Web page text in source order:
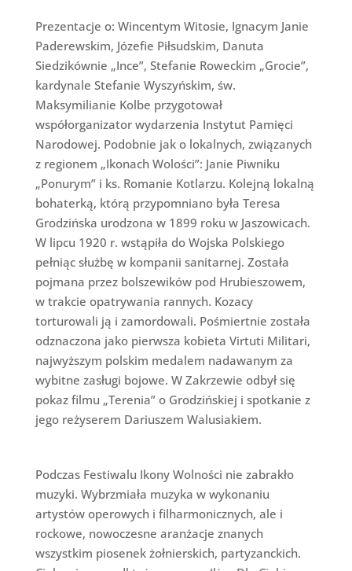
Prezentacje o: Wincentym Witosie, Ignacym Janie
Paderewskim, Józefie Piłsudskim, Danuta
Siedzikównie „Ince”, Stefanie Roweckim „Grocie”,
kardynale Stefanie Wyszyńskim, św.
Maksymilianie Kolbe przygotował
współorganizator wydarzenia Instytut Pamięci
Narodowej. Podobnie jak o lokalnych, związanych
z regionem „Ikonach Wolości”: Janie Piwniku
„Ponurym” i ks. Romanie Kotlarzu. Kolejną lokalną
bohaterką, którą przypomniano była Teresa
Grodzińska urodzona w 1899 roku w Jaszowicach.
W lipcu 1920 r. wstąpiła do Wojska Polskiego
pełniąc służbę w kompanii sanitarnej. Została
pojmana przez bolszewików pod Hrubieszowem,
w trakcie opatrywania rannych. Kozacy
torturowali ją i zamordowali. Pośmiertnie została
odznaczona jako pierwsza kobieta Virtuti Militari,
najwyższym polskim medalem nadawanym za
wybitne zasługi bojowe. W Zakrzewie odbył się
pokaz filmu „Terenia” o Grodzińskiej i spotkanie z
jego reżyserem Dariuszem Walusiakiem.
Podczas Festiwalu Ikony Wolności nie zabrakło
muzyki. Wybrzmiała muzyka w wykonaniu
artystów operowych i filharmonicznych, ale i
rockowe, nowoczesne aranżacje znanych
wszystkim piosenek żołnierskich, partyzanckich.